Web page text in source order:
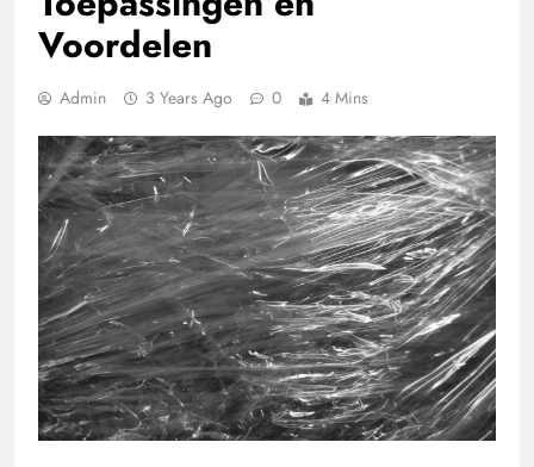
Voordelen
Admin 3 Years Ago 0 4 Mins